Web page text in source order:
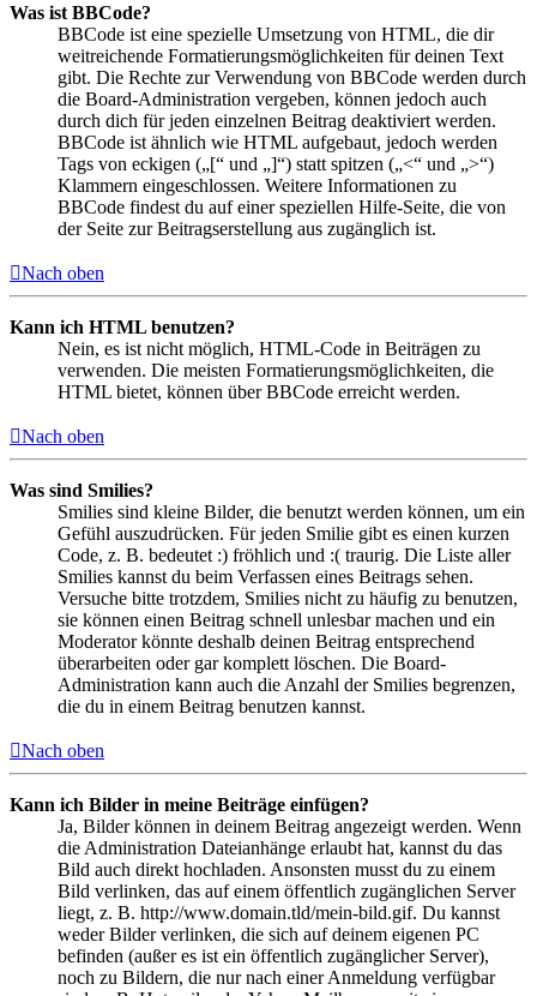
Was ist BBCode?
BBCode ist eine spezielle Umsetzung von HTML, die dir
weitreichende Formatierungsmöglichkeiten für deinen Text
gibt. Die Rechte zur Verwendung von BBCode werden durch
die Board-Administration vergeben, können jedoch auch
durch dich für jeden einzelnen Beitrag deaktiviert werden.
BBCode ist ähnlich wie HTML aufgebaut, jedoch werden
Tags von eckigen („[“ und „]“) statt spitzen („<“ und „>“)
Klammern eingeschlossen. Weitere Informationen zu
BBCode findest du auf einer speziellen Hilfe-Seite, die von
der Seite zur Beitragserstellung aus zugänglich ist.
Nach oben
Kann ich HTML benutzen?
Nein, es ist nicht möglich, HTML-Code in Beiträgen zu
verwenden. Die meisten Formatierungsmöglichkeiten, die
HTML bietet, können über BBCode erreicht werden.
Nach oben
Was sind Smilies?
Smilies sind kleine Bilder, die benutzt werden können, um ein
Gefühl auszudrücken. Für jeden Smilie gibt es einen kurzen
Code, z. B. bedeutet :) fröhlich und :( traurig. Die Liste aller
Smilies kannst du beim Verfassen eines Beitrags sehen.
Versuche bitte trotzdem, Smilies nicht zu häufig zu benutzen,
sie können einen Beitrag schnell unlesbar machen und ein
Moderator könnte deshalb deinen Beitrag entsprechend
überarbeiten oder gar komplett löschen. Die Board-
Administration kann auch die Anzahl der Smilies begrenzen,
die du in einem Beitrag benutzen kannst.
Nach oben
Kann ich Bilder in meine Beiträge einfügen?
Ja, Bilder können in deinem Beitrag angezeigt werden. Wenn
die Administration Dateianhänge erlaubt hat, kannst du das
Bild auch direkt hochladen. Ansonsten musst du zu einem
Bild verlinken, das auf einem öffentlich zugänglichen Server
liegt, z. B. http://www.domain.tld/mein-bild.gif. Du kannst
weder Bilder verlinken, die sich auf deinem eigenen PC
befinden (außer es ist ein öffentlich zugänglicher Server),
noch zu Bildern, die nur nach einer Anmeldung verfügbar